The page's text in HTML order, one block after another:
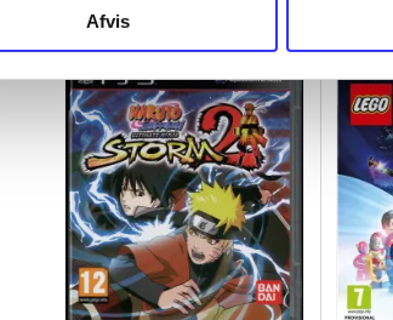
Afvis